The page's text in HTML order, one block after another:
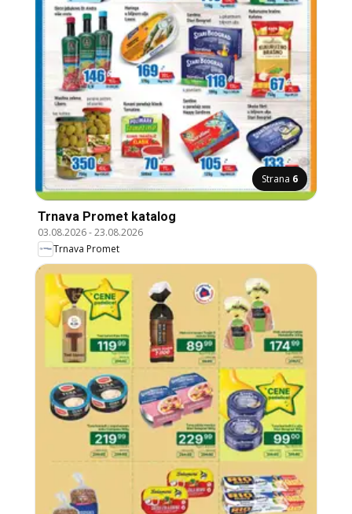
Strana 6
Trnava Promet katalog
03.08.2026-23.08.2026
Trnava Promet